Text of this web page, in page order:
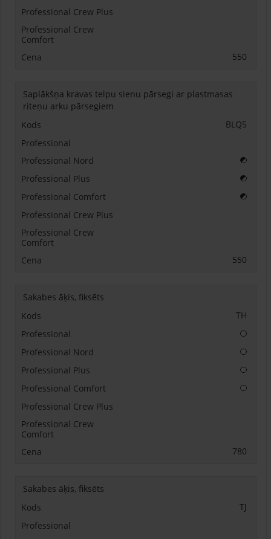
550
Saplākšņa kravas telpu sienu pārsegi ar plastmasas
riteņu arku pārsegiem
BLQ5
550
Sakabes āķis, fiksēts
TH
780
Sakabes āķis, fiksēts
TJ